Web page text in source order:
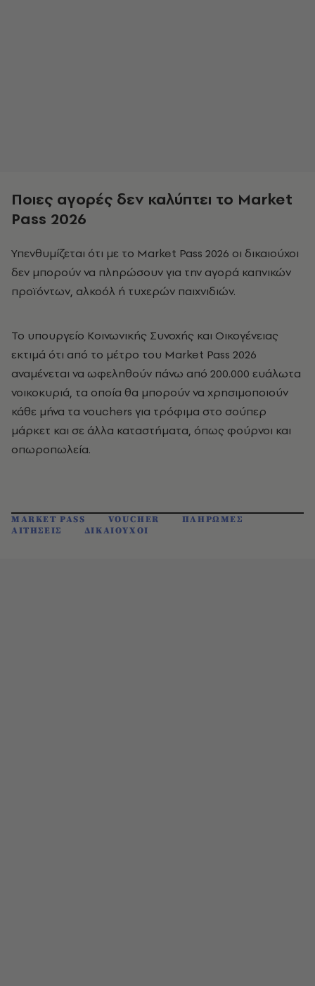
Ποιες αγορές δεν καλύπτει το Market
Pass 2026
Υπενθυμίζεται ότι με το Market Pass 2026 οι δικαιούχοι
δεν μπορούν να πληρώσουν για την αγορά καπνικών
προϊόντων, αλκοόλ ή τυχερών παιχνιδιών.
Το υπουργείο Κοινωνικής Συνοχής και Οικογένειας
εκτιμά ότι από το μέτρο του Market Pass 2026
αναμένεται να ωφεληθούν πάνω από 200.000 ευάλωτα
νοικοκυριά, τα οποία θα μπορούν να χρησιμοποιούν
κάθε μήνα τα vouchers για τρόφιμα στο σούπερ
μάρκετ και σε άλλα καταστήματα, όπως φούρνοι και
οπωροπωλεία.
MARKET PASS VOUCHER
ΠΛΗΡΩΜΕΣ
ΑΙΤΗΣΕΙΣ
ΔΙΚΑΙΟΥΧΟΙ